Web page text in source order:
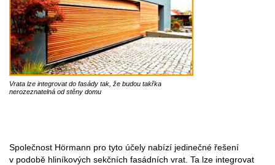
Vrata lze integrovat do fasády tak, že budou takřka
nerozeznatelná od stěny domu
Společnost Hörmann pro tyto účely nabízí jedinečné řešení
v podobě hliníkových sekčních fasádních vrat. Ta lze integrovat